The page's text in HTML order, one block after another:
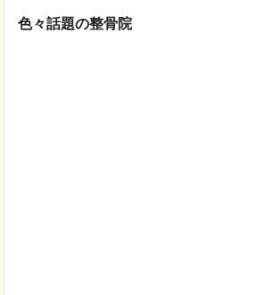
色々話題の整骨院